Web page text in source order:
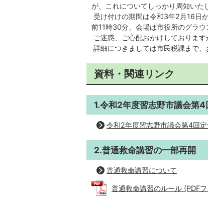
が、これについてしっかり周知いた
受け付けの期間は令和3年2月16日
前11時30分、会場は市役所のグラウ
ご迷惑、ご心配おかけしておりま
詳細につきましては市民税課まで、
資料・関連リンク
1.令和2年度習志野市議会第4
令和2年度習志野市議会第4回
2.普通救命講習の一部再開
普通救命講習について
普通救命講習のルール (PDF